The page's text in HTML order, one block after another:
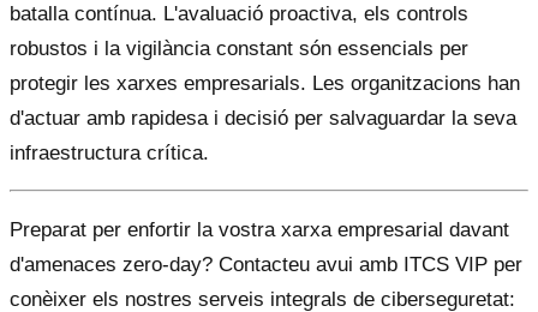
batalla contínua. L'avaluació proactiva, els controls
robustos i la vigilància constant són essencials per
protegir les xarxes empresarials. Les organitzacions han
d'actuar amb rapidesa i decisió per salvaguardar la seva
infraestructura crítica.
Preparat per enfortir la vostra xarxa empresarial davant
d'amenaces zero-day? Contacteu avui amb ITCS VIP per
conèixer els nostres serveis integrals de ciberseguretat: